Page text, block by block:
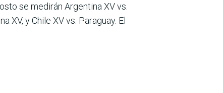
se medirán Argen­tina XV vs.
XV, y Chile XV vs. Paraguay. El